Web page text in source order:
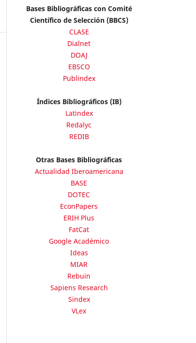
Bases Bibliográficas con Comité
Científico de Selección (BBCS)
CLASE
Dialnet
DOAJ
EBSCO
Publindex
Índices Bibliográficos (IB)
Latindex
Redalyc
REDIB
Otras Bases Bibliográficas
Actualidad Iberoamericana
BASE
DOTEC
EconPapers
ERIH Plus
FatCat
Google Académico
Ideas
MIAR
Rebuin
Sapiens Research
Sindex
VLex